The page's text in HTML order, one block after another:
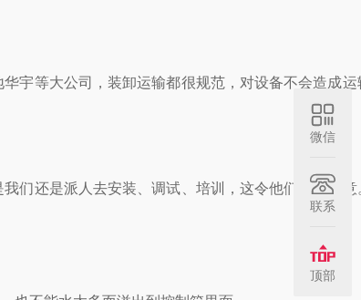
宇等大公司，装卸运输都很规范，对设备不会造成运
们还是派人去安装、调试、培训，这令他们十分满意
微信
联系
顶部